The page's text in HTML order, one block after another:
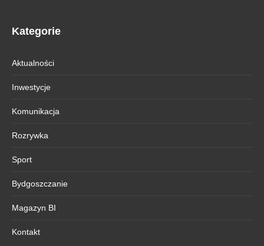
Kategorie
Aktualności
Inwestycje
Komunikacja
Rozrywka
Sport
Bydgoszczanie
Magazyn BI
Kontakt